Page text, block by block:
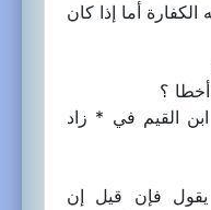
أما إذا كان
؟
القيم في * زاد
فإن قيل إن